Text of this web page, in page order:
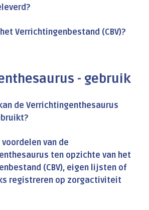
Verrichtingenbestand (CBV)?
- gebruik
de Verrichtingenthesaurus
van de
ten opzichte van het
(CBV), eigen lijsten of
registreren op zorgactiviteit